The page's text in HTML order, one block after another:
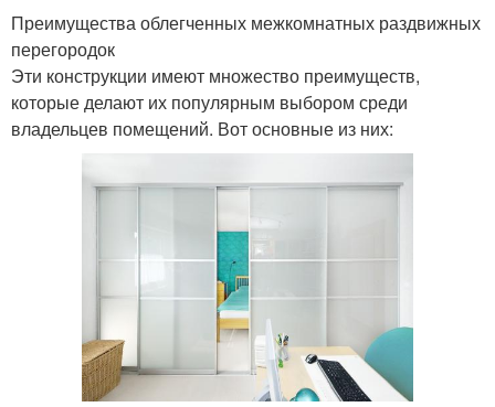
Преимущества облегченных межкомнатных раздвижных
перегородок
Эти конструкции имеют множество преимуществ,
которые делают их популярным выбором среди
владельцев помещений. Вот основные из них: